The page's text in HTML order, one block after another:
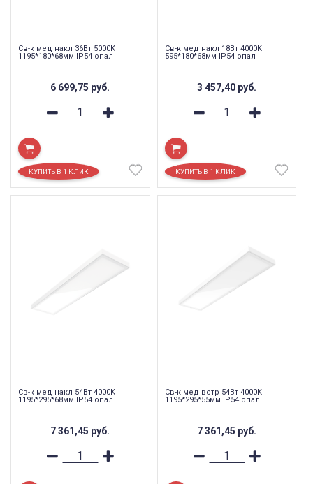
Св-к мед накл 36Вт 5000К
1195*180*68мм IP54 опал
6 699,75 руб.
Св-к мед накл 18Вт 4000К
595*180*68мм IP54 опал
3 457,40 руб.
Св-к мед накл 54Вт 4000К
1195*295*68мм IP54 опал
7 361,45 руб.
Св-к мед встр 54Вт 4000К
1195*295*55мм IP54 опал
7 361,45 руб.